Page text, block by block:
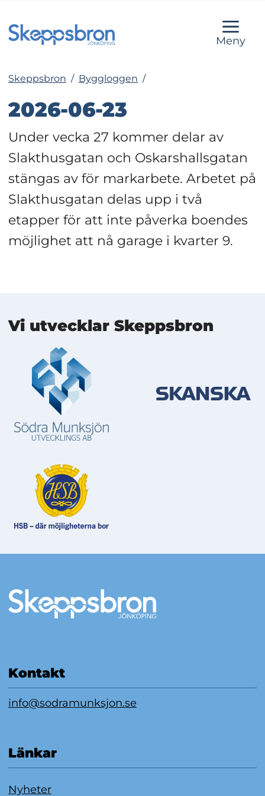
Meny
Skeppsbron / Byggloggen /
2026-06-23
Under vecka 27 kommer delar av
Slakthusgatan och Oskarshallsgatan
stängas av för markarbete. Arbetet på
Slakthusgatan delas upp i två
etapper för att inte påverka boendes
möjlighet att nå garage i kvarter 9.
Vi utvecklar Skeppsbron
Kontakt
info@sodramunksjon.se
Länkar
Nyheter